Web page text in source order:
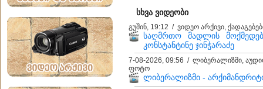
სხვა ვიდეობი
გუშინ, 19:12 / ვიდეო არქივი,
საღმრთო მადლის
კონსტანტინე ჯინჭარაძე
7-08-2026, 09:56 / ლიბერალიზმი,
ფოტო
ლიბერალიზმი -